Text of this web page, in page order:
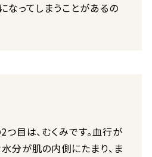
なってしまうことがあるの
目は、むくみです。血行が
分が肌の内側にたまり、ま